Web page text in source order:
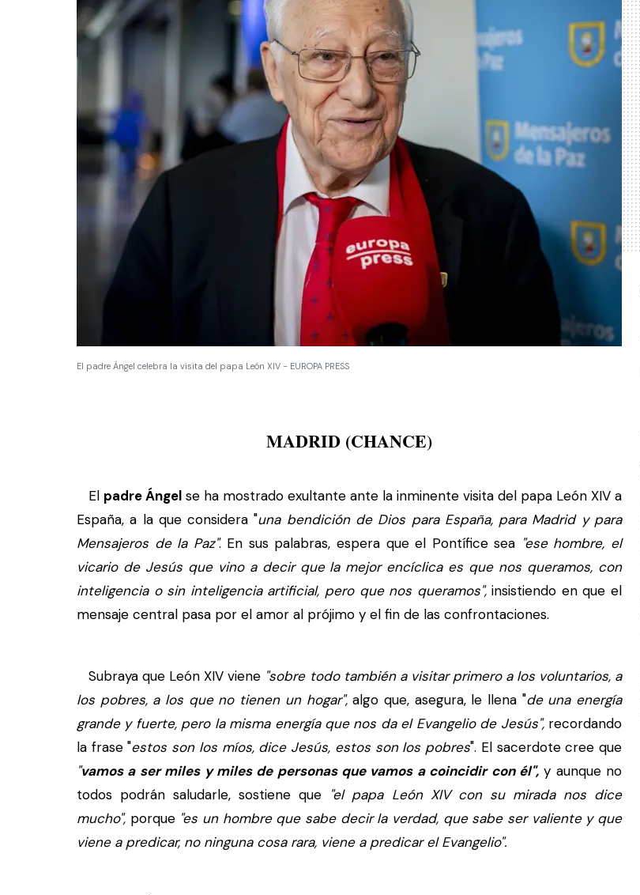
El padre Ángel celebra la visita del papa León XIV - EUROPA PRESS
MADRID (CHANCE)
El padre Ángel se ha mostrado exultante ante la inminente visita del papa León XIV a
España, a la que considera "una bendición de Dios para España, para Madrid y para
Mensajeros de la Paz". En sus palabras, espera que el Pontífice sea "ese hombre, el
vicario de Jesús que vino a decir que la mejor encíclica es que nos queramos, con
inteligencia o sin inteligencia artificial, pero que nos queramos",insistiendo en que el
mensaje central pasa por el amor al prójimo y el fin de las confrontaciones.
Subraya que León XIV viene "sobre todo también a visitar primero a los voluntarios, a
los pobres, a los que no tienen un hogar",algo que, asegura, le llena "de una energía
grande y fuerte, pero la misma energía que nos da el Evangelio de Jesús",recordando
la frase "estos son los míos, dice Jesús, estos son los pobres". El sacerdote cree que
"vamos a ser miles y miles de personas que vamos a coincidir con él",y aunque no
todos podrán saludarle, sostiene que "el papa León XIV con su mirada nos dice
mucho", porque"es un hombre que sabe decir la verdad, que sabe ser valiente y que
viene a predicar, no ninguna cosa rara, viene a predicar el Evangelio".